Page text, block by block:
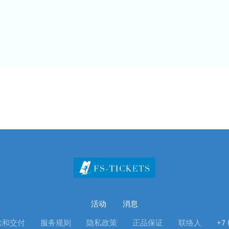
活动
消息
和交付 服务规则 隐私政策 正品保证 联络人 +7